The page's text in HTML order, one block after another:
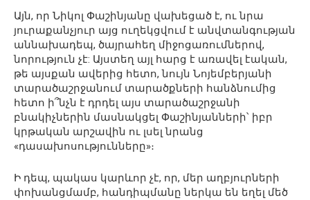
Այն, որ Նիկոլ Փաշինյանը վախեցած է, ու նրա
յուրաքանչյուր այց ուղեկցվում է անվտանգության
աննախադեպ, ծայրահեղ միջոցառումներով,
նորություն չէ: Այստեղ այլ հարց է առավել էական,
թե այսքան ավերից հետո, նույն Նոյեմբերյանի
տարածաշրջանում տարածքների հանձնումից
հետո ի՞նչն է դրդել այս տարածաշրջանի
բնակիչներին մասնակցել Փաշինյանների՝ իբր
կրթական արշավին ու լսել նրանց
«դասախոսությունները»։
Ի դեպ, պակաս կարևոր չէ, որ, մեր աղբյուրների
փոխանցմամբ, հանդիպմանը ներկա են եղել մեծ